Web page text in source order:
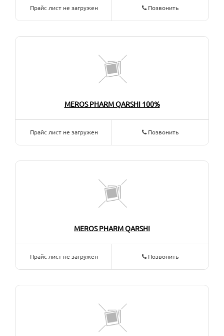
Прайс лист не загружен Позвонить
MEROS PHARM QARSHI 100%
Прайс лист не загружен Позвонить
MEROS PHARM QARSHI
Прайс лист не загружен Позвонить